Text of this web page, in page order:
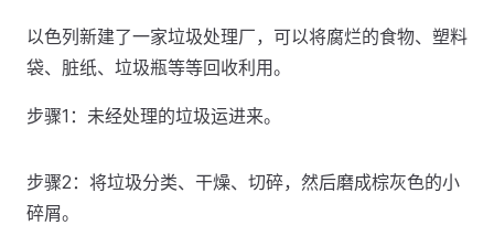
以色列新建了一家垃圾处理厂，可以将腐烂的食物、塑料
袋、脏纸、垃圾瓶等等回收利用。
步骤1：未经处理的垃圾运进来。
步骤2：将垃圾分类、干燥、切碎，然后磨成棕灰色的小
碎屑。